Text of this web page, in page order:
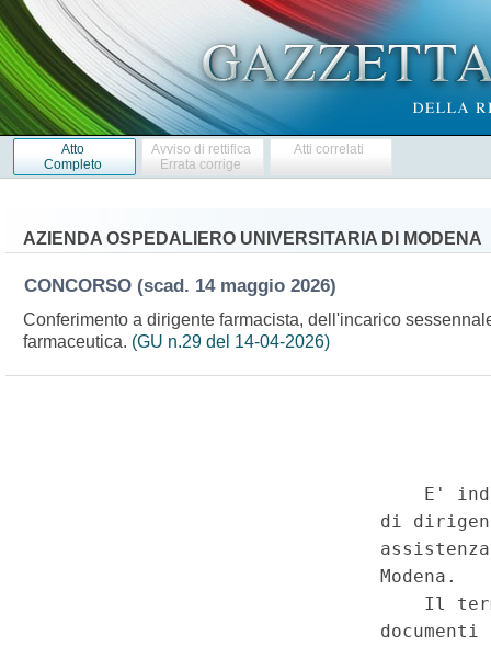
Atto
Completo
Avviso di rettifica
Errata corrige
Atti correlati
AZIENDA OSPEDALIERO UNIVERSITARIA DI MODENA
CONCORSO (scad. 14 maggio 2026)
Conferimento a dirigente farmacista, dell'incarico
farmaceutica. (GU n.29 del 14-04-2026)